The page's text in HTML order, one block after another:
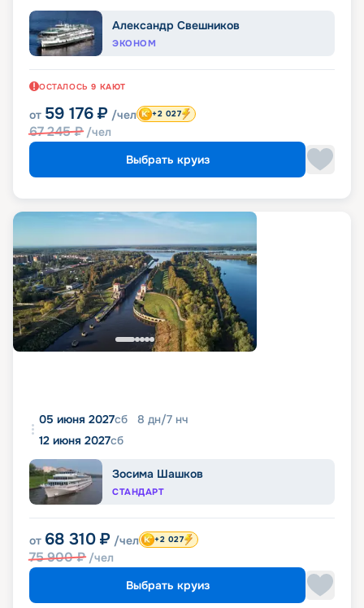
Александр Свешников
ЭКОНОМ
ОСТАЛОСЬ 9 КАЮТ
от 59 176 ₽ /чел
67 245₽ /чел
+2 027
Выбрать круиз
05 июня 2027сб 8 дн/7 нч
12 июня 2027сб
Зосима Шашков
СТАНДАРТ
от 68 310 ₽ /чел
75 900₽ /чел
+2 027
Выбрать круиз